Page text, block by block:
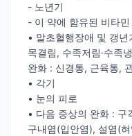
- 노년기
- 이 약에 함유된 비타
• 말초혈행장애 및 갱년
목결림, 수족저림·수족
완화 : 신경통, 근육통,
• 각기
• 눈의 피로
• 다음 증상의 완화 : 구
구내염(입안염), 설염(